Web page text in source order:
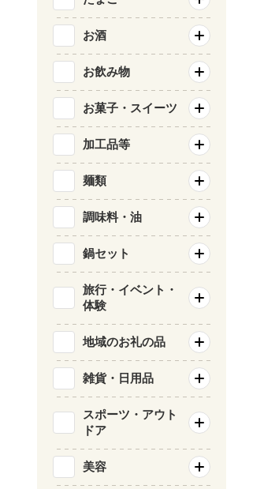
お酒
お飲み物
お菓子・スイーツ
加工品等
麺類
調味料・油
鍋セット
旅行・イベント・
体験
地域のお礼の品
雑貨・日用品
スポーツ・アウト
ドア
美容